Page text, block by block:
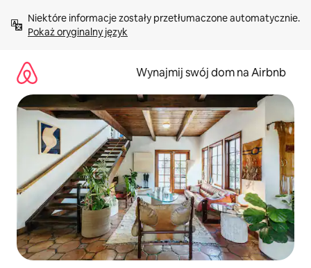
treści Pokaż oryginalny język
Wynajmij swój dom na Airbnb